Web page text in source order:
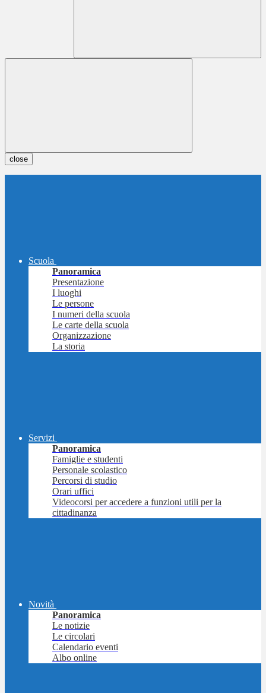
close
Scuola
Panoramica
Presentazione
I luoghi
Le persone
I numeri della scuola
Le carte della scuola
Organizzazione
La storia
Servizi
Panoramica
Famiglie e studenti
Personale scolastico
Percorsi di studio
Orari uffici
Videocorsi per accedere a funzioni utili per la
cittadinanza
Novità
Panoramica
Le notizie
Le circolari
Calendario eventi
Albo online